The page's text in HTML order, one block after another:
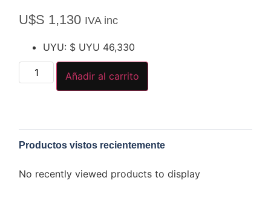
U$S 1,130 IVA inc
UYU: $ UYU 46,330
Añadir al carrito
Productos vistos recientemente
No recently viewed products to display